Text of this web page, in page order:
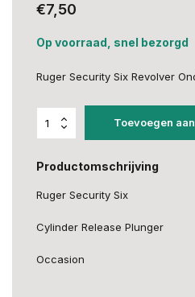
€7,50
Op voorraad, snel bezorgd
Ruger Security Six Revolver
Toevoegen
Productomschrijving
Ruger Security Six
Cylinder Release Plunger
Occasion